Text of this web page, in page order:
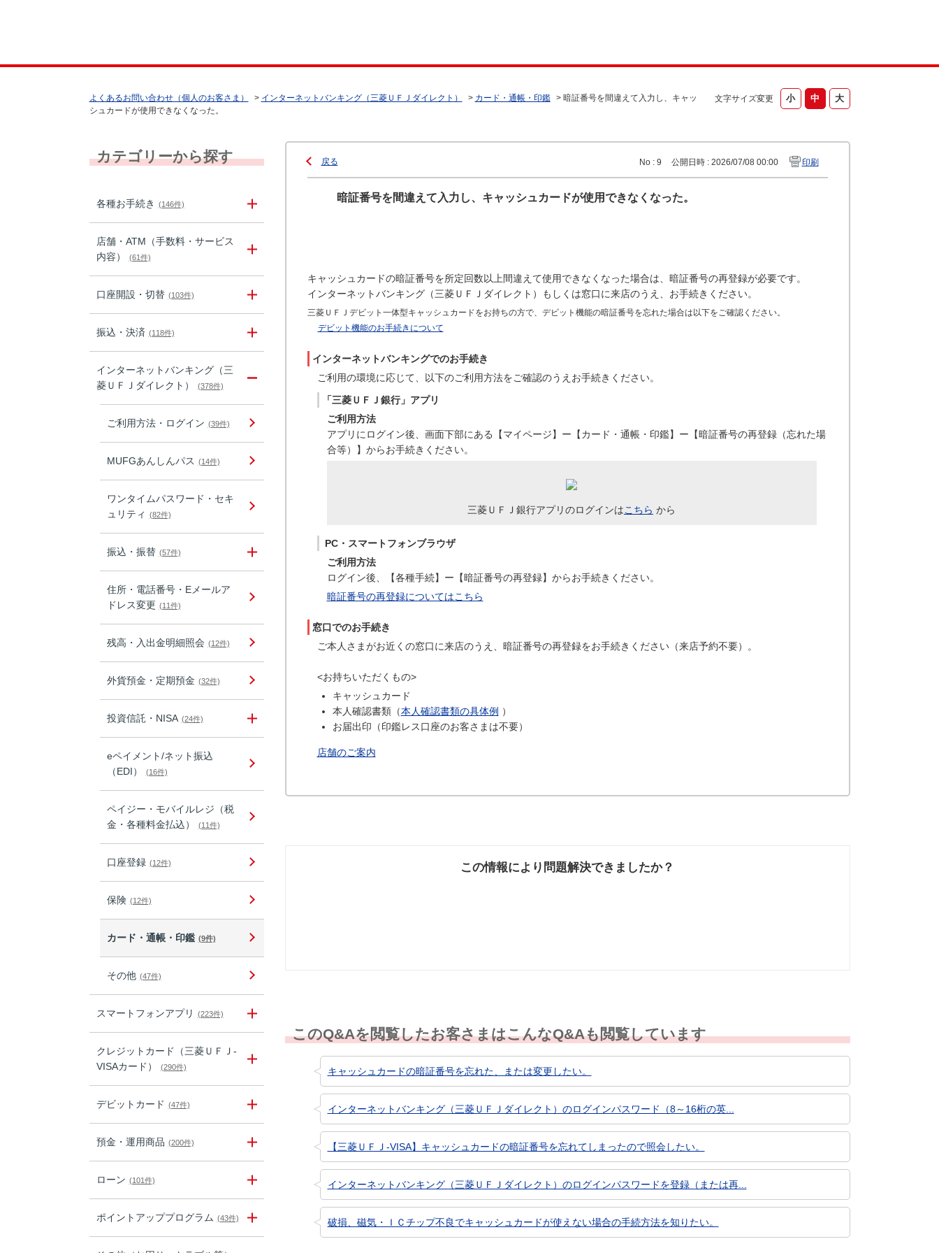
文字サイズ変更
よくあるお問い合わせ（個人のお客さま） > インターネットバンキング（三菱ＵＦＪダイレクト） > カード・通帳・印鑑 > 暗証番号を間違えて入力し、キャッ
シュカードが使用できなくなった。
カテゴリーから探す
各種お手続き (146件)
店舗・ATM（手数料・サービス
内容）
(61件)
口座開設・切替 (103件)
振込・決済 (118件)
インターネットバンキング（三
菱ＵＦＪダイレクト）
(378件)
ご利用方法・ログイン (39件)
MUFGあんしんパス (14件)
ワンタイムパスワード・セキ
ュリティ
(82件)
振込・振替 (57件)
住所・電話番号・Eメールア
ドレス変更 (11件)
残高・入出金明細照会 (12件)
外貨預金・定期預金 (32件)
投資信託・NISA (24件)
eペイメント/ネット振込
（EDI）
(16件)
ペイジー・モバイルレジ（税
金・各種料金払込）
(11件)
口座登録 (12件)
保険 (12件)
カード・通帳・印鑑 (9件)
その他 (47件)
スマートフォンアプリ (223件)
クレジットカード（三菱ＵＦＪ-
VISAカード）
(290件)
デビットカード (47件)
預金・運用商品 (200件)
ローン (101件)
ポイントアッププログラム (43件)
戻る No : 9 公開日時 : 2026/07/08 00:00 印刷
暗証番号を間違えて入力し、キャッシュカードが使用できなくなった。
キャッシュカードの暗証番号を所定回数以上間違えて使用できなくなった場合は、暗証番号の再登録が必要です。
インターネットバンキング（三菱ＵＦＪダイレクト）もしくは窓口に来店のうえ、お手続きください。
三菱ＵＦＪデビット一体型キャッシュカードをお持ちの方で、デビット機能の暗証番号を忘れた場合は以下をご確認ください。
デビット機能のお手続きについて
インターネットバンキングでのお手続き
ご利用の環境に応じて、以下のご利用方法をご確認のうえお手続きください。
「三菱ＵＦＪ銀行」アプリ
ご利用方法
アプリにログイン後、画面下部にある【マイページ】ー【カード・通帳・印鑑】ー【暗証番号の再登録（忘れた場
合等）】からお手続きください。
三菱ＵＦＪ銀行アプリのログインはこちら から
PC・スマートフォンブラウザ
ご利用方法
ログイン後、【各種手続】ー【暗証番号の再登録】からお手続きください。
暗証番号の再登録についてはこちら
窓口でのお手続き
ご本人さまがお近くの窓口に来店のうえ、暗証番号の再登録をお手続きください（来店予約不要）。
<お持ちいただくもの>
キャッシュカード
本人確認書類（本人確認書類の具体例 ）
お届出印（印鑑レス口座のお客さまは不要）
店舗のご案内
この情報により問題解決できましたか？
このQ&Aを閲覧したお客さまはこんなQ&Aも閲覧しています
キャッシュカードの暗証番号を忘れた、または変更したい。
インターネットバンキング（三菱ＵＦＪダイレクト）のログインパスワード（8～16桁の英...
【三菱ＵＦＪ-VISA】キャッシュカードの暗証番号を忘れてしまったので照会したい。
インターネットバンキング（三菱ＵＦＪダイレクト）のログインパスワードを登録（または再...
破損、磁気・ＩＣチップ不良でキャッシュカードが使えない場合の手続方法を知りたい。